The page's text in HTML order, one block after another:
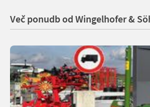
Več ponudb od Wingelhofer &